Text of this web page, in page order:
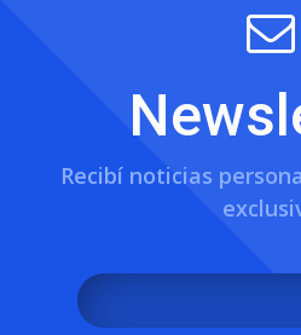
Recibí noticias